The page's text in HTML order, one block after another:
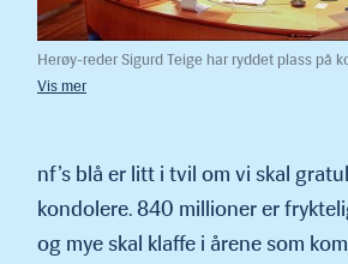
Herøy-reder Sigurd Teige har ryddet plass på
«Haugagut». Båten skal omdøpes til
nf’s blå er litt i tvil om vi skal
kondolere. 840 millioner er
og mye skal klaffe i årene som